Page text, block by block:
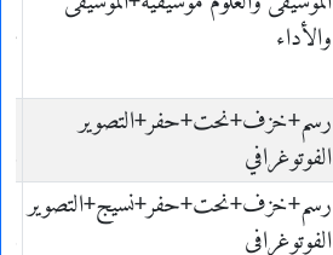
والأداء
رسم+خزف+نحت+حفر+التصوير
الفوتوغرافي
رسم+خزف+نحت+حفر+نسيج+التصوير
الفوتوغرافي